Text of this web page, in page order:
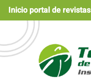
Navegación
principal
Contenido
principal
Barra
lateral
Inicio portal de revistas